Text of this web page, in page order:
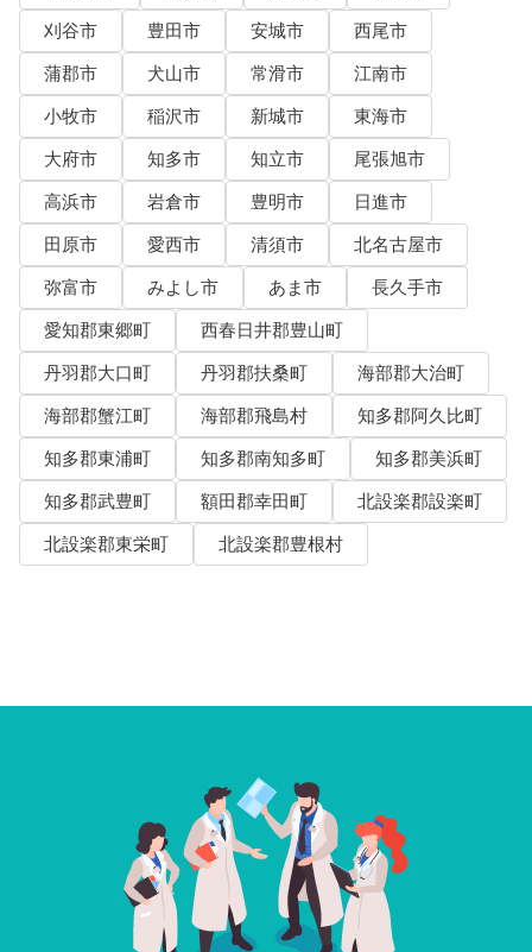
刈谷市
豊田市 安城市
西尾市
蒲郡市
犬山市 常滑市
江南市
小牧市
稲沢市 新城市
東海市
大府市
知多市 知立市
尾張旭市
高浜市
岩倉市 豊明市
日進市
田原市
愛西市 清須市
北名古屋市
弥富市
みよし市 あま市
長久手市
愛知郡東郷町
西春日井郡豊山町
丹羽郡大口町
丹羽郡扶桑町
海部郡大治町
海部郡蟹江町
海部郡飛島村
知多郡阿久比町
知多郡東浦町
知多郡南知多町
知多郡美浜町
知多郡武豊町
額田郡幸田町
北設楽郡設楽町
北設楽郡東栄町
北設楽郡豊根村